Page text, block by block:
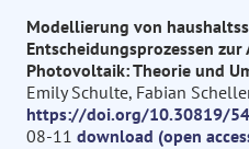
Modellierung von
Entscheidungsprozessen
Photovoltaik: Theorie und
Emily Schulte, Fabian
https://doi.org/10.30819/
08-11 download (open